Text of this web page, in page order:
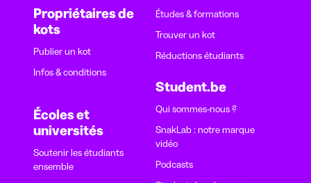
Propriétaires de
kots
Publier un kot
Infos & conditions
Écoles et
universités
Soutenir les étudiants
ensemble
Études & formations
Trouver un kot
Réductions étudiants
Student.be
Qui sommes-nous ?
SnakLab : notre marque
vidéo
Podcasts